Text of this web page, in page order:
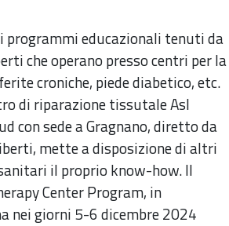
educazionali tenuti da
che operano presso centri per la
croniche, piede diabetico, etc.
di riparazione tissutale Asl
con sede a Gragnano, diretto da
mette a disposizione di altri
il proprio know-how. Il
Center Program, in
nei giorni 5-6 dicembre 2024